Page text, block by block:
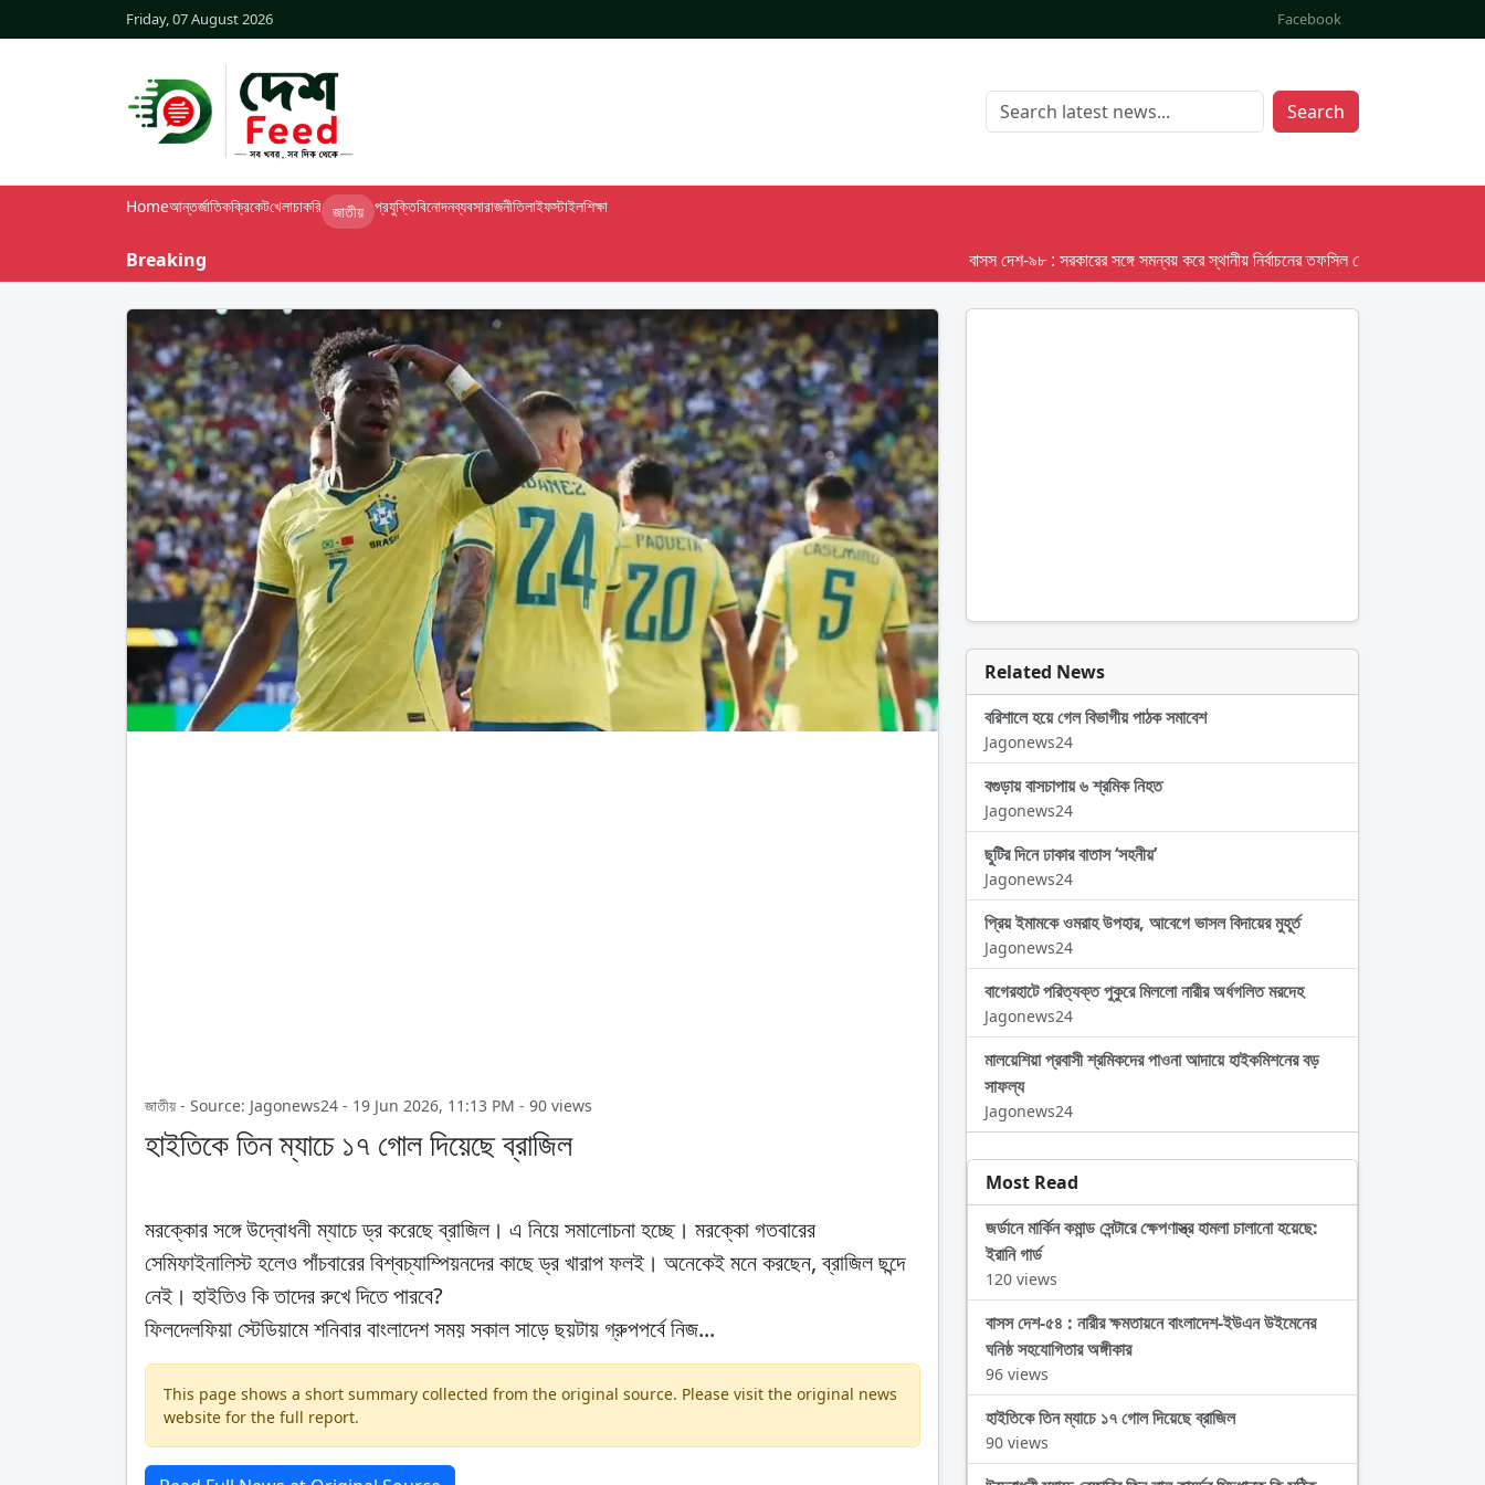
Friday, 07 August 2026 Facebook
Search
Homeআন্তর্জাতিকক্রিকেটখেলাচাকরি জাতীয় প্রযুক্তিবিনোদনব্যবসারাজনীতিলাইফস্টাইলশিক্ষা
Breaking বাসস দেশ-৯৮ : সরকারের সঙ্গে সমন্বয় করে স্থানীয় নির্বাচনের তফসিল দেবে ইসি; অক্টোবর লক্ষ্য ধরে
জাতীয় - Source: Jagonews24 - 19 Jun 2026, 11:13 PM - 90 views
হাইতিকে তিন ম্যাচে ১৭ গোল দিয়েছে ব্রাজিল
মরক্কোর সঙ্গে উদ্বোধনী ম্যাচে ড্র করেছে ব্রাজিল। এ নিয়ে সমালোচনা হচ্ছে। মরক্কো গতবারের
সেমিফাইনালিস্ট হলেও পাঁচবারের বিশ্বচ্যাম্পিয়নদের কাছে ড্র খারাপ ফলই। অনেকেই মনে করছেন, ব্রাজিল ছন্দে
নেই। হাইতিও কি তাদের রুখে দিতে পারবে?
ফিলদেলফিয়া স্টেডিয়ামে শনিবার বাংলাদেশ সময় সকাল সাড়ে ছয়টায় গ্রুপপর্বে নিজ...
This page shows a short summary collected from the original source. Please visit the original news
website for the full report.
Related News
বরিশালে হয়ে গেল বিভাগীয় পাঠক সমাবেশ
Jagonews24
বগুড়ায় বাসচাপায় ৬ শ্রমিক নিহত
Jagonews24
ছুটির দিনে ঢাকার বাতাস ‘সহনীয়’
Jagonews24
প্রিয় ইমামকে ওমরাহ উপহার, আবেগে ভাসল বিদায়ের মুহূর্ত
Jagonews24
বাগেরহাটে পরিত্যক্ত পুকুরে মিললো নারীর অর্ধগলিত মরদেহ
Jagonews24
মালয়েশিয়া প্রবাসী শ্রমিকদের পাওনা আদায়ে হাইকমিশনের বড়
সাফল্য
Jagonews24
Most Read
জর্ডানে মার্কিন কমান্ড সেন্টারে ক্ষেপণাস্ত্র হামলা চালানো হয়েছে:
ইরানি গার্ড
120 views
বাসস দেশ-৫৪ : নারীর ক্ষমতায়নে বাংলাদেশ-ইউএন উইমেনের
ঘনিষ্ঠ সহযোগিতার অঙ্গীকার
96 views
হাইতিকে তিন ম্যাচে ১৭ গোল দিয়েছে ব্রাজিল
90 views